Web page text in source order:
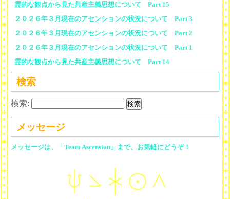
霊的な観点から見た共産主義思想について Part 15
２０２６年３月現在のアセンションの状況について Part 3
２０２６年３月現在のアセンションの状況について Part 2
２０２６年３月現在のアセンションの状況について Part 1
霊的な観点から見た共産主義思想について Part 14
検索
検索:
メッセージ
メッセージは、「Team Ascension」まで、お気軽にどうぞ！